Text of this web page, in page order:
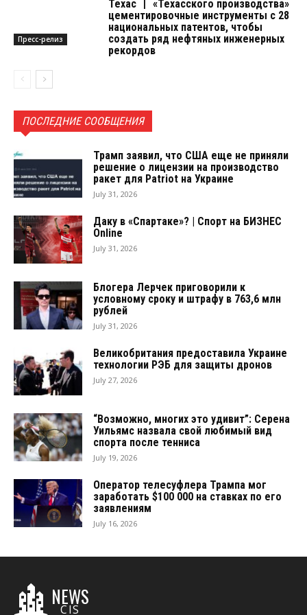
Пресс-релиз
Техас 丨 «Техасского производства»
цементировочные инструменты с 28
национальных патентов, чтобы
создать ряд нефтяных инженерных
рекордов
ПОСЛЕДНИЕ СООБЩЕНИЯ
Трамп заявил, что США еще не приняли
решение о лицензии на производство
ракет для Patriot на Украине
July 31, 2026
Даку в «Спартаке»? | Спорт на БИЗНЕС
Online
July 31, 2026
Блогера Лерчек приговорили к
условному сроку и штрафу в 763,6 млн
рублей
July 31, 2026
Великобритания предоставила Украине
технологии РЭБ для защиты дронов
July 27, 2026
“Возможно, многих это удивит”: Серена
Уильямс назвала свой любимый вид
спорта после тенниса
July 19, 2026
Оператор телесуфлера Трампа мог
заработать $100 000 на ставках по его
заявлениям
July 16, 2026
NEWS
CIS